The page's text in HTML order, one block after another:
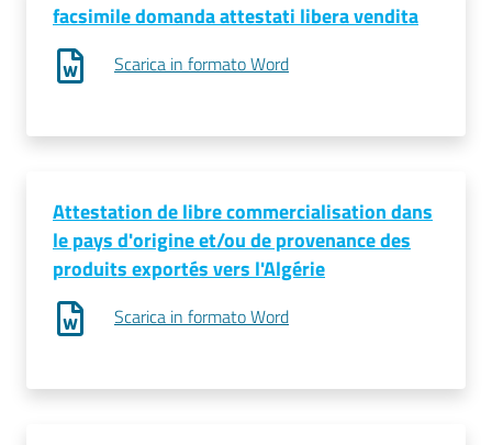
facsimile domanda attestati libera vendita
Scarica in formato Word
Attestation de libre commercialisation dans
le pays d'origine et/ou de provenance des
produits exportés vers l'Algérie
Scarica in formato Word